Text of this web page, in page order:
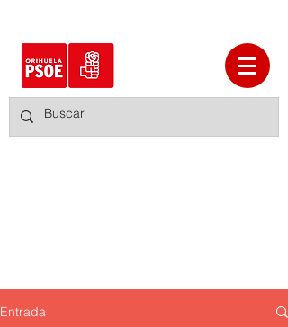
Entrada